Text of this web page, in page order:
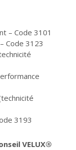
– Code 3101
Code 3123
3193
VELUX®